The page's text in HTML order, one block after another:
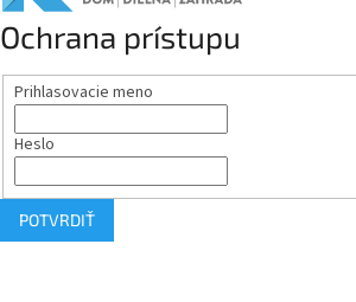
Ochrana prístupu
Prihlasovacie meno
Heslo
POTVRDIŤ